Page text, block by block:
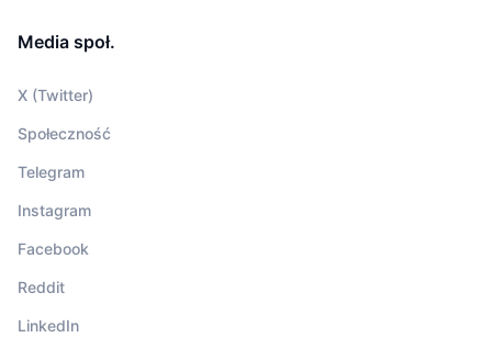
Media społ.
X (Twitter)
Społeczność
Telegram
Instagram
Facebook
Reddit
LinkedIn